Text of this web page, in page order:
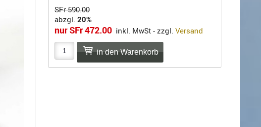
SFr 590.00
abzgl. 20%
nur SFr 472.00 inkl. MwSt - zzgl. Versand